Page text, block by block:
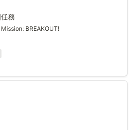
務
BREAKOUT!